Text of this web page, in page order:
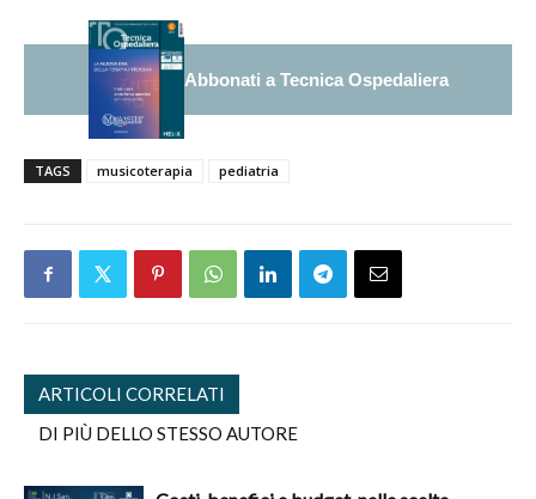
Abbonati a Tecnica Ospedaliera
TAGS musicoterapia pediatria
ARTICOLI CORRELATI
DI PIÙ DELLO STESSO AUTORE